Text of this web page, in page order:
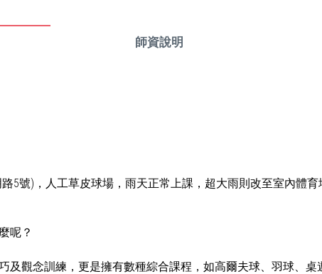
師資說明
5號)，人工草皮球場，雨天正常上課，超大雨則改至室內體育
呢？
及觀念訓練，更是擁有數種綜合課程，如高爾夫球、羽球、